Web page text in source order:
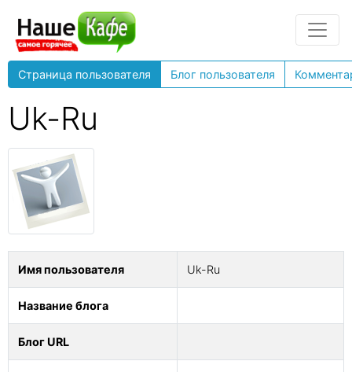
Страница пользователя Блог пользователя
Uk-Ru
Имя пользователя Uk-Ru
Название блога
Блог URL